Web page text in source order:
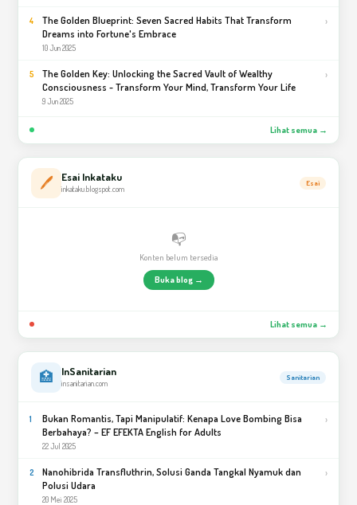
4
The Golden Blueprint: Seven Sacred Habits That Transform
Dreams into Fortune's Embrace
10 Jun 2025
›
5
The Golden Key: Unlocking the Sacred Vault of Wealthy
Consciousness - Transform Your Mind, Transform Your Life
9 Jun 2025
›
Lihat semua →
🖊️ Esai Inkataku
inkataku.blogspot.com
Esai
📭
Konten belum tersedia
Buka blog →
Lihat semua →
🏥 InSanitarian
insanitarian.com
Sanitarian
1
Bukan Romantis, Tapi Manipulatif: Kenapa Love Bombing Bisa
Berbahaya? – EF EFEKTA English for Adults
22 Jul 2025
›
2
Nanohibrida Transfluthrin, Solusi Ganda Tangkal Nyamuk dan
Polusi Udara
20 Mei 2025
›